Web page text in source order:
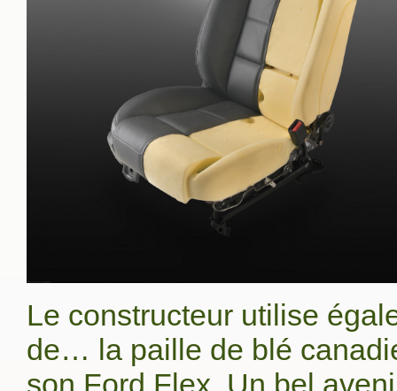
Le constructeur utilise
de… la paille de blé
son Ford Flex. Un bel